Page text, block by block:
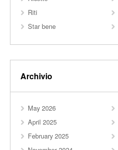
Riti
Star bene
Archivio
May 2026
April 2025
February 2025